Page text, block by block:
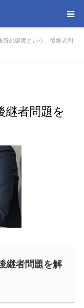
所の譲渡という、後継者問
継者問題を
継者問題を解